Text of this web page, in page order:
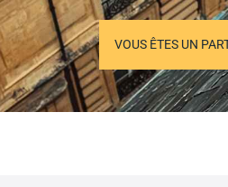
VOUS ÊTES UN